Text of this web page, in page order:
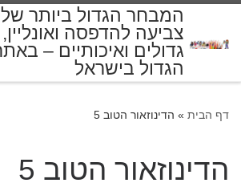
המבחר הגדול ביותר של
צביעה להדפסה ואונליין,
גדולים ואיכותיים –
הגדול בישראל
דף הבית » הדינוזאור הטוב 5
הדינוזאור הטוב 5